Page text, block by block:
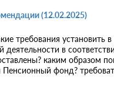
(12.02.2025)
требования установить
деятельности в
каким образом
фонд?